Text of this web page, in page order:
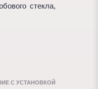
стекла,
С УСТАНОВКОЙ